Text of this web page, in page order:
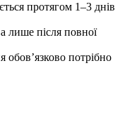
протягом 1–3 днів
після повної
потрібно